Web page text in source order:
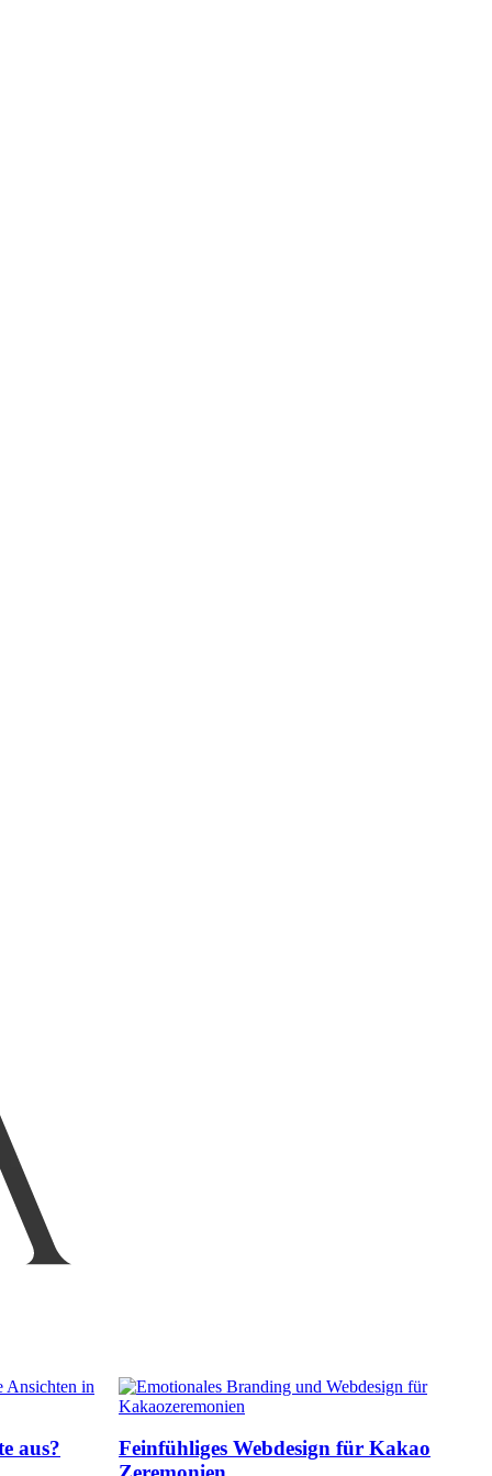
aus?
Feinfühliges Webdesign für Kakao